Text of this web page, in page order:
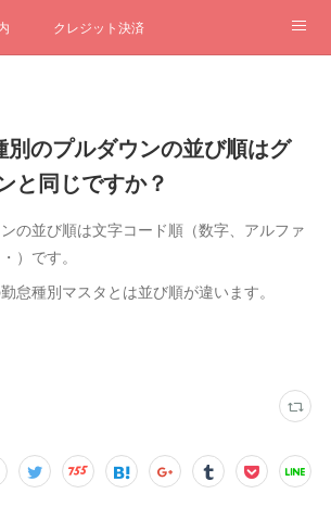
クレジット決済
別のプルダウンの並び順はグ
と同じですか？
の並び順は文字コード順（数字、アルファ
）です。
怠種別マスタとは並び順が違います。